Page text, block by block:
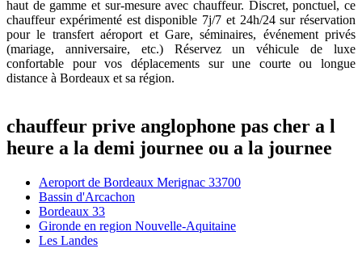
haut de gamme et sur-mesure avec chauffeur. Discret, ponctuel, ce
chauffeur expérimenté est disponible 7j/7 et 24h/24 sur réservation
pour le transfertaéroport et Gare, séminaires, événement privés
(mariage, anniversaire, etc.) Réservez un véhicule de luxe
confortable pour vos déplacements sur une courte ou longue
distance à Bordeaux et sa région.
chauffeur prive anglophone pas cher a l
heure a la demi journee ou a la journee
Aeroport de Bordeaux Merignac 33700
Bassin d'Arcachon
Bordeaux 33
Gironde en region Nouvelle-Aquitaine
Les Landes